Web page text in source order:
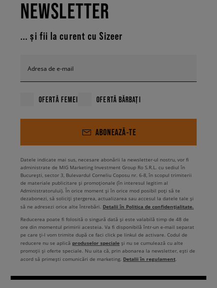
NEWSLETTER
... și fii la curent cu Sizeer
Adresa de e-mail
OFERTĂ FEMEI OFERTĂ BĂRBAȚI
ABONEAZĂ-TE
Datele indicate mai sus, necesare abonării la newsletter-ul nostru, vor fi
administrate de MIG Marketing Investment Group Ro S.R.L. cu sediul în
București, sector 3, Bulevardul Corneliu Coposu nr. 6-8, în scopul trimiterii
de materiale publicitare și promoționale (în interesul legitim al
Administratorului). În orice moment și în orice mod posibil poți să te
dezabonezi, să soliciți ștergerea, actualizarea sau accesul la datele tale și
să ne adresezi orice alte întrebări. Detalii în Politica de confidențialitate.
Reducerea poate fi folosită o singură dată și este valabilă timp de 48 de
ore din momentul primirii acesteia. Va fi disponibilă într-un e-mail separat
pe care ți-l vom trimite după ce faci click pe linkul de activare. Codul de
reducere nu se aplică produselor speciale și nu se cumulează cu alte
promoții și oferte speciale. Nu uita că, prin abonarea la newsletter, ești de
acord să primești comunicări de marketing. Detalii în regulament.